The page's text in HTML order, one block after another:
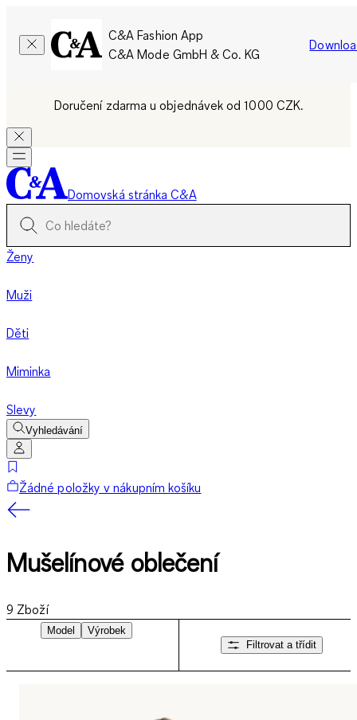
C&A Fashion App
C&A Mode GmbH & Co. KG
Doručení zdarma u objednávek od 1000 CZK.
Domovská stránka C&A
Ženy
Muži
Děti
Miminka
Slevy
Vyhledávání
Žádné položky v nákupním košíku
Mušelínové oblečení
9 Zboží
Model
Výrobek
Filtrovat a třídit